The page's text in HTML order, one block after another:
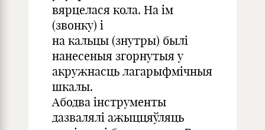
вярцелася кола. На ім
(звонку) і
на кальцы (знутры) былі
нанесеныя згорнутыя у
акружнасць лагарыфмічныя
шкалы.
Абодва інструменты
дазвалялі ажыццяўляць